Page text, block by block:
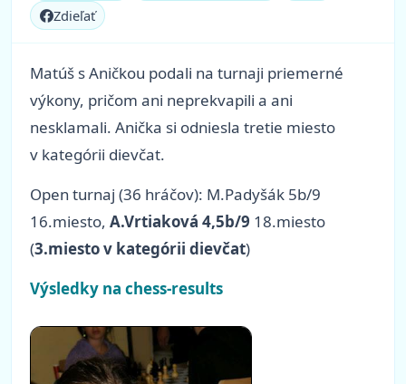
Zdieľať
Matúš s Aničkou podali na turnaji priemerné
výkony, pričom ani neprekvapili a ani
nesklamali. Anička si odniesla tretie miesto
v kategórii dievčat.
Open turnaj (36 hráčov): M.Padyšák 5b/9
16.miesto, A.Vrtiaková 4,5b/9 18.miesto
(3.miesto v kategórii dievčat)
Výsledky na chess-results